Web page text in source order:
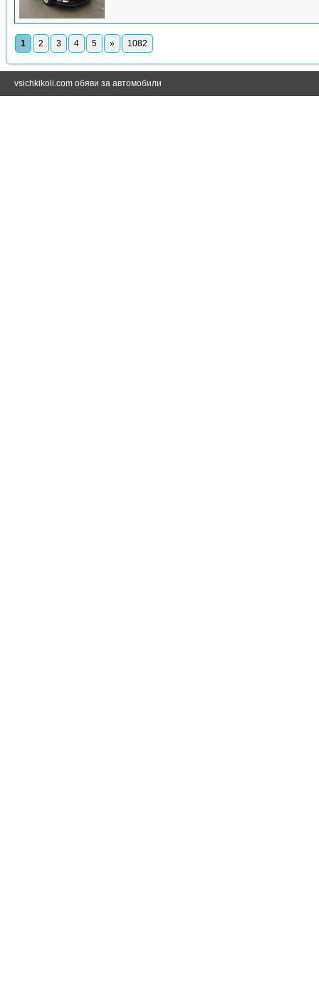
1 2 3 4 5 » 1082
vsichkikoli.com обяви за автомобили